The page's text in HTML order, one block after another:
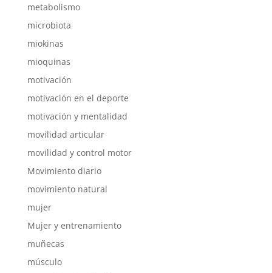
metabolismo
microbiota
miokinas
mioquinas
motivación
motivación en el deporte
motivación y mentalidad
movilidad articular
movilidad y control motor
Movimiento diario
movimiento natural
mujer
Mujer y entrenamiento
muñecas
músculo